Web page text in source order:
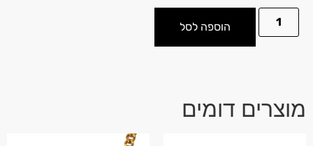
הוספה לסל
מוצרים דומים